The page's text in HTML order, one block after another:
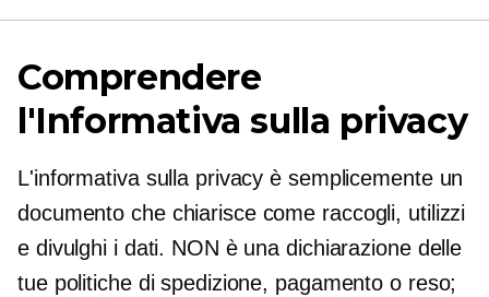
Comprendere
l'Informativa sulla privacy
L'informativa sulla privacy è semplicemente un
documento che chiarisce come raccogli, utilizzi
e divulghi i dati. NON è una dichiarazione delle
tue politiche di spedizione, pagamento o reso;